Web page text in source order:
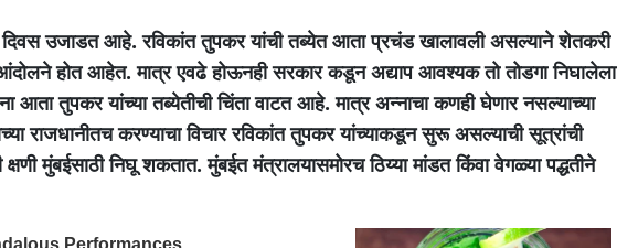
उजाडत आहे. रविकांत तुपकर यांची तब्येत आता प्रचंड खालावली असल्याने शेतकरी
होत आहेत. मात्र एवढे होऊनही सरकार कडून अद्याप आवश्यक तो तोडगा निघालेला
आता तुपकर यांच्या तब्येतीची चिंता वाटत आहे. मात्र अन्नाचा कणही घेणार नसल्याच्या
राजधानीतच करण्याचा विचार रविकांत तुपकर यांच्याकडून सुरू असल्याची सूत्रांची
मुंबईसाठी निघू शकतात. मुंबईत मंत्रालयासमोरच ठिय्या मांडत किंवा वेगळ्या पद्धतीने